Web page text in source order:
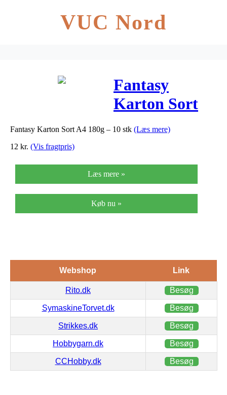
VUC Nord
Fantasy
Karton Sort
A4 180g – 10
Fantasy Karton Sort A4 180g – 10 stk (Læs mere)
12 kr. (Vis fragtpris)
Læs mere »
Køb nu »
Webshop Link
Rito.dk Besøg
SymaskineTorvet.dk Besøg
Strikkes.dk Besøg
Hobbygarn.dk Besøg
CCHobby.dk Besøg